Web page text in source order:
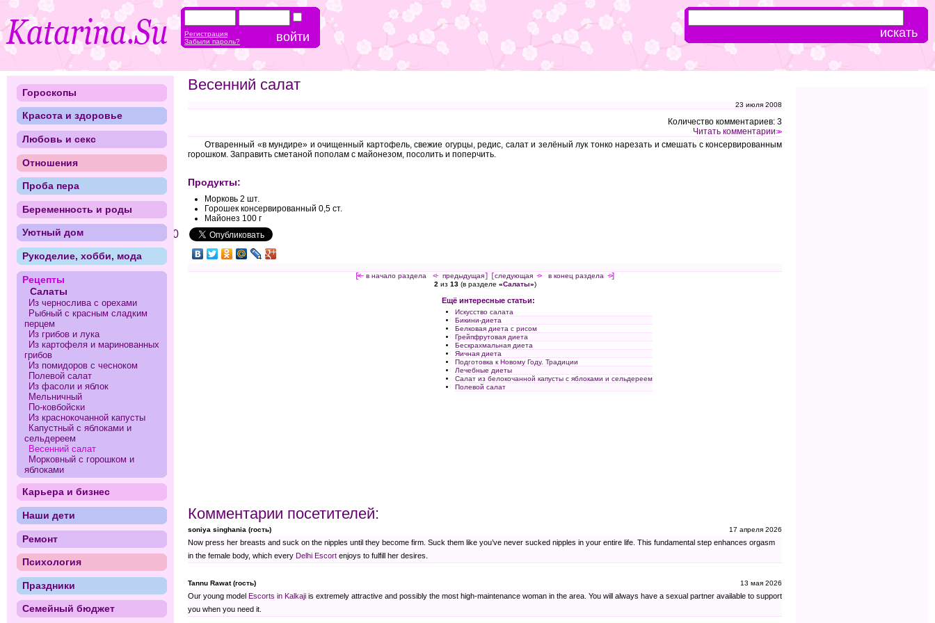
Весенний салат
23 июля 2008
Количество комментариев: 3
Читать комментарии>>
Отваренный «в мундире» и очищенный картофель, свежие огурцы, редис, салат и зелёный лук тонко нарезать и смешать с консервированным
горошком. Заправить сметаной пополам с майонезом, посолить и поперчить.
Продукты:
Морковь 2 шт.
Горошек консервированный 0,5 ст.
Майонез 100 г
0
[<— в начало раздела <- предыдущая] [ следующая -> в конец раздела ->]
2 из 13(в разделе «Салаты»)
Ещё интересные статьи:
Искусство салата
Бикини-диета
Белковая диета с рисом
Грейпфрутовая диета
Бескрахмальная диета
Яичная диета
Подготовка к Новому Году. Традиции
Лечебные диеты
Салат из белокочанной капусты с яблоками и сельдереем
Полевой салат
Комментарии посетителей:
soniya singhania (гость) 17 апреля 2026
Now press her breasts and suck on the nipples until they become firm. Suck them like you’ve never sucked nipples in your entire life. This fundamental step enhances orgasm
in the female body, which every Delhi Escort enjoys to fulfill her desires.
Tannu Rawat (гость) 13 мая 2026
Our young model Escorts in Kalkaji is extremely attractive and possibly the most high-maintenance woman in the area. You will always have a sexual partner available to support
you when you need it.
Гороскопы
Красота и здоровье
Любовь и секс
Отношения
Проба пера
Беременность и роды
Уютный дом
Рукоделие, хобби, мода
Рецепты
Салаты
Из чернослива с орехами
Рыбный с красным сладким
перцем
Из грибов и лука
Из картофеля и маринованных
грибов
Из помидоров с чесноком
Полевой салат
Из фасоли и яблок
Мельничный
По-ковбойски
Из краснокочанной капусты
Капустный с яблоками и
сельдереем
Весенний салат
Морковный с горошком и
яблоками
Карьера и бизнес
Наши дети
Ремонт
Психология
Праздники
Семейный бюджет
Регистрация
Забыли пароль?